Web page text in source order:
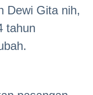
Dewi Gita nih,
tahun